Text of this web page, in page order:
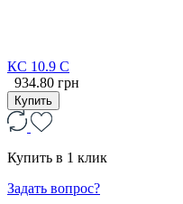
КС 10.9 С
934.80 грн
Купить
Купить в 1 клик
Задать вопрос?